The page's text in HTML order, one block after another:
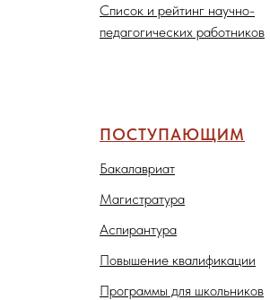
Список и рейтинг научно-
педагогических работников
ПОСТУПАЮЩИМ
Бакалавриат
Магистратура
Аспирантура
Повышение квалификации
Программы для школьников